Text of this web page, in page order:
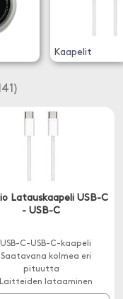
Kaapelit
Latauskaapeli USB-C
- USB-C
C-USB-C-kaapeli
kolmea eri
pituutta
lataaminen